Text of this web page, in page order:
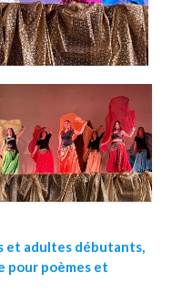
et adultes débutants,
pour poèmes et